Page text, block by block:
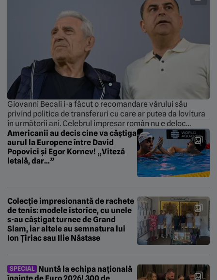
Giovanni Becali i-a făcut o recomandare vărului său
privind politica de transferuri cu care ar putea da lovitura
în următorii ani. Celebrul impresar român nu e deloc
impresionat de transferurile făcute de Gigi Becali în
această vară. Acesta consideră că milionarii care
investesc în fotbalul românesc trebuie să bage adânc
mâna în buzunare pentru transferuri […]
Americanii au decis cine va câștiga
aurul la Europene între David
Popovici și Egor Kornev! „Viteză
letală, dar…”
Colecție impresionantă de rachete
de tenis: modele istorice, cu unele
s-au câștigat turnee de Grand
Slam, iar altele au semnatura lui
Ion Țiriac sau Ilie Năstase
SPECIAL Nuntă la echipa națională